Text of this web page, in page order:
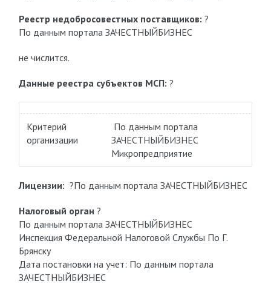
Реестр недобросовестных поставщиков: ?
По данным портала ЗАЧЕСТНЫЙБИЗНЕС
не числится.
Данные реестра субъектов МСП: ?
Критерий
организации
По данным портала
ЗАЧЕСТНЫЙБИЗНЕС
Микропредприятие
Лицензии: ?По данным портала ЗАЧЕСТНЫЙБИЗНЕС
Налоговый орган ?
По данным портала ЗАЧЕСТНЫЙБИЗНЕС
Инспекция Федеральной Налоговой Службы По Г.
Брянску
Дата постановки на учет: По данным портала
ЗАЧЕСТНЫЙБИЗНЕС